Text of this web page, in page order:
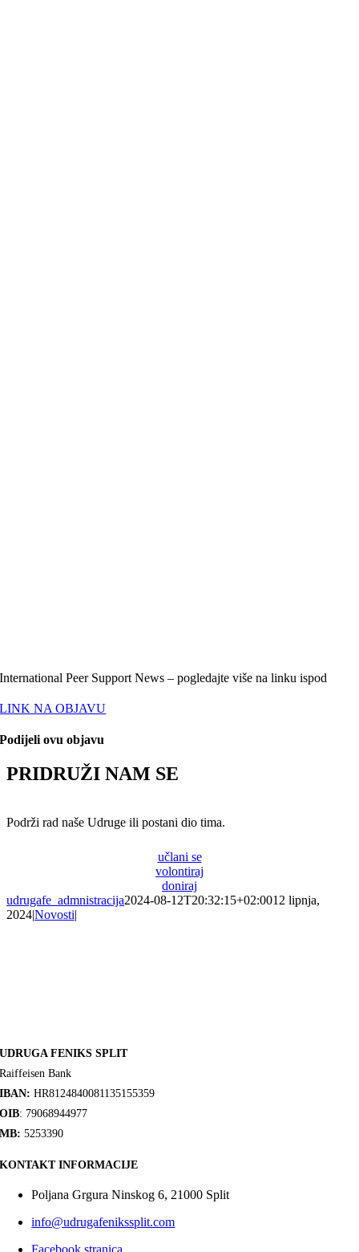
International Peer Support News – pogledajte više na linku ispod
LINK NA OBJAVU
Podijeli ovu objavu
PRIDRUŽI NAM SE
Podrži rad naše Udruge ili postani dio tima.
učlani se
volontiraj
doniraj
udrugafe_admnistracija2024-08-12T20:32:15+02:0012 lipnja,
2024|Novosti|
UDRUGA FENIKS SPLIT
Raiffeisen Bank
IBAN: HR8124840081135155359
OIB: 79068944977
MB: 5253390
KONTAKT INFORMACIJE
Poljana Grgura Ninskog 6, 21000 Split
info@udrugafenikssplit.com